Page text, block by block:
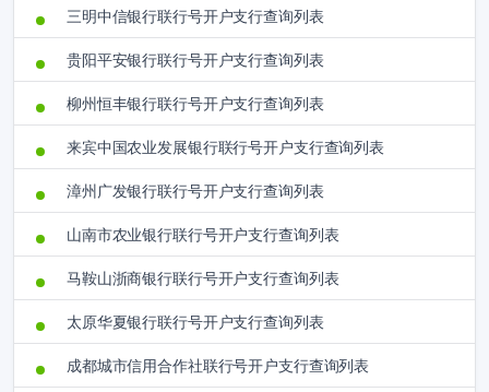
三明中信银行联行号开户支行查询列表
贵阳平安银行联行号开户支行查询列表
柳州恒丰银行联行号开户支行查询列表
来宾中国农业发展银行联行号开户支行查询列表
漳州广发银行联行号开户支行查询列表
山南市农业银行联行号开户支行查询列表
马鞍山浙商银行联行号开户支行查询列表
太原华夏银行联行号开户支行查询列表
成都城市信用合作社联行号开户支行查询列表